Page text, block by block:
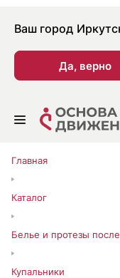
Ваш город
Да, верно
Главная
Каталог
Белье и протезы
Купальники